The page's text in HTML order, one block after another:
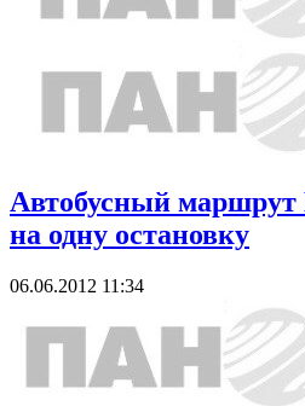
Автобусный маршрут
на одну остановку
06.06.2012 11:34